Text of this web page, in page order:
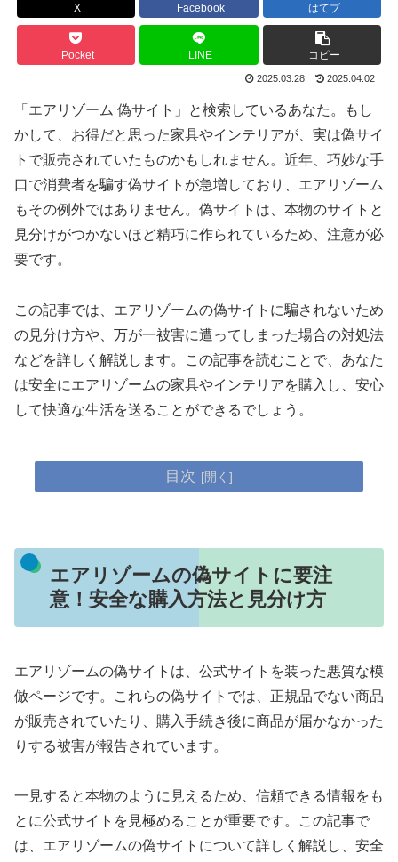
X Facebook はてブ
Pocket LINE コピー
2025.03.28 2025.04.02
「エアリゾーム 偽サイト」と検索しているあなた。もし
かして、お得だと思った家具やインテリアが、実は偽サイ
トで販売されていたものかもしれません。近年、巧妙な手
口で消費者を騙す偽サイトが急増しており、エアリゾーム
もその例外ではありません。偽サイトは、本物のサイトと
見分けがつかないほど精巧に作られているため、注意が必
要です。
この記事では、エアリゾームの偽サイトに騙されないため
の見分け方や、万が一被害に遭ってしまった場合の対処法
などを詳しく解説します。この記事を読むことで、あなた
は安全にエアリゾームの家具やインテリアを購入し、安心
して快適な生活を送ることができるでしょう。
目次
エアリゾームの偽サイトに要注
意！安全な購入方法と見分け方
エアリゾームの偽サイトは、公式サイトを装った悪質な模
倣ページです。これらの偽サイトでは、正規品でない商品
が販売されていたり、購入手続き後に商品が届かなかった
りする被害が報告されています。
一見すると本物のように見えるため、信頼できる情報をも
とに公式サイトを見極めることが重要です。この記事で
は、エアリゾームの偽サイトについて詳しく解説し、安全